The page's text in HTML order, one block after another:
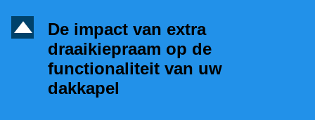
D
De impact van extra
draaikiepraam op de
functionaliteit van uw
dakkapel